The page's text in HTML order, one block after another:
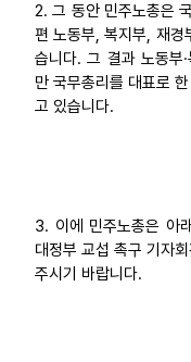
2. 그 동안 민주노총은
편 노동부, 복지부, 재경
습니다. 그 결과 노동부
만 국무총리를 대표로
고 있습니다.
3. 이에 민주노총은 아
대정부 교섭 촉구 기자
주시기 바랍니다.